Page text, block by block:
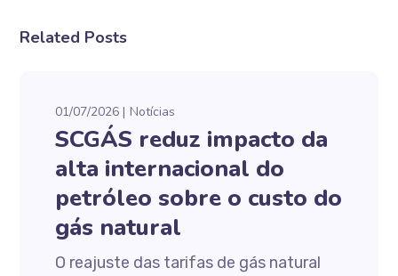
Related Posts
01/07/2026 Notícias
SCGÁS reduz impacto da
alta internacional do
petróleo sobre o custo do
gás natural
O reajuste das tarifas de gás natural